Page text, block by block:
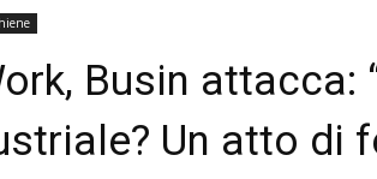
Busin attacca:
Un atto di